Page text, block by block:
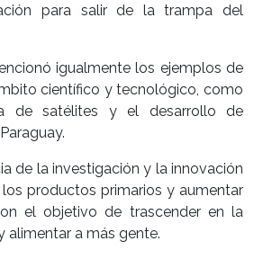
para salir de la trampa del
igualmente los ejemplos de
científico y tecnológico, como
de satélites y el desarrollo de
de la investigación y la innovación
productos primarios y aumentar
el objetivo de trascender en la
alimentar a más gente.